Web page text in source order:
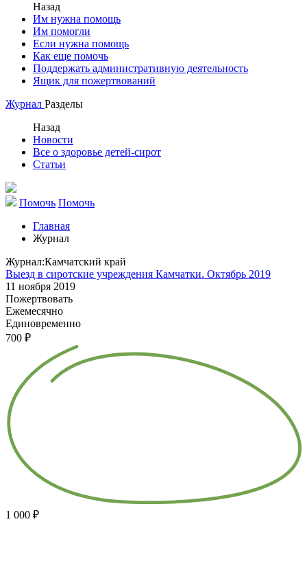
Назад
Им нужна помощь
Им помогли
Если нужна помощь
Как еще помочь
Поддержать административную деятельность
Ящик для пожертвований
Журнал Разделы
Назад
Новости
Все о здоровье детей-сирот
Статьи
Помочь Помочь
Главная
Журнал
Журнал:Камчатский край
Выезд в сиротские учреждения Камчатки. Октябрь 2019
11 ноября 2019
Пожертвовать
Ежемесячно
Единовременно
700 ₽
1 000 ₽